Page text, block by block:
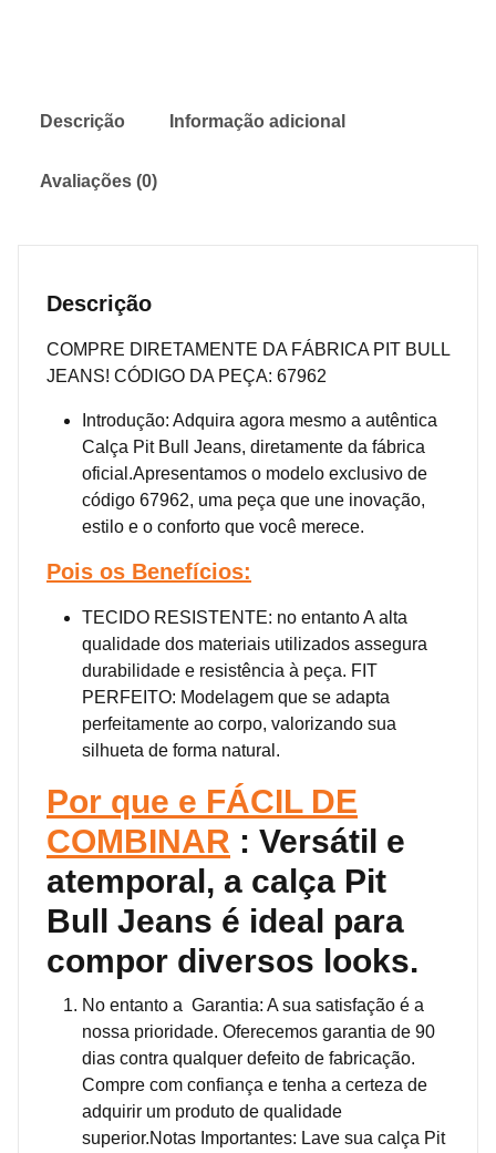
Descrição Informação adicional
Avaliações (0)
Descrição
COMPRE DIRETAMENTE DA FÁBRICA PIT BULL
JEANS! CÓDIGO DA PEÇA: 67962
Introdução: Adquira agora mesmo a autêntica
Calça Pit Bull Jeans, diretamente da fábrica
oficial.Apresentamos o modelo exclusivo de
código 67962, uma peça que une inovação,
estilo e o conforto que você merece.
Pois os Benefícios:
TECIDO RESISTENTE: no entanto A alta
qualidade dos materiais utilizados assegura
durabilidade e resistência à peça. FIT
PERFEITO: Modelagem que se adapta
perfeitamente ao corpo, valorizando sua
silhueta de forma natural.
Por que e FÁCIL DE
COMBINAR : Versátil e
atemporal, a calça Pit
Bull Jeans é ideal para
compor diversos looks.
No entanto a Garantia: A sua satisfação é a
nossa prioridade. Oferecemos garantia de 90
dias contra qualquer defeito de fabricação.
Compre com confiança e tenha a certeza de
adquirir um produto de qualidade
superior.Notas Importantes: Lave sua calça Pit